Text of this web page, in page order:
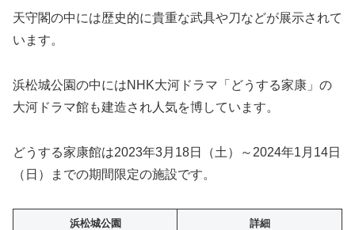
天守閣の中には歴史的に貴重な武具や刀などが展示されて
います。
浜松城公園の中にはNHK大河ドラマ「どうする家康」の
大河ドラマ館も建造され人気を博しています。
どうする家康館は2023年3月18日（土）～2024年1月14日
（日）までの期間限定の施設です。
浜松城公園 詳細